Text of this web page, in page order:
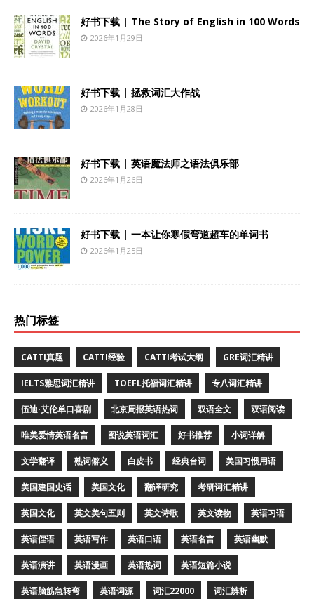
好书下载 | The Story of English in 100 Words
2026年1月29日
好书下载 | 拯救词汇大作战
2026年1月28日
好书下载 | 英语魔法师之语法俱乐部
2026年1月26日
好书下载 | 一本让你寒假弯道超车的单词书
2026年1月25日
热门标签
CATTI真题 CATTI经验 CATTI考试大纲 GRE词汇精讲
IELTS雅思词汇精讲 TOEFL托福词汇精讲 专八词汇精讲
伍迪·艾伦单口喜剧 北京周报英语热词 双语全文 双语阅读
唯美爱情英语名言 图说英语词汇 好书推荐 小词详解
文学翻译 熟词僻义 白皮书 经典台词 美国习惯用语
美国建国史话 美国文化 翻译研究 考研词汇精讲
英国文化 英文美句五则 英文诗歌 英文读物 英语习语
英语俚语 英语写作 英语口语 英语名言 英语幽默
英语演讲 英语漫画 英语热词 英语短篇小说
英语脑筋急转弯 英语词源 词汇22000 词汇辨析